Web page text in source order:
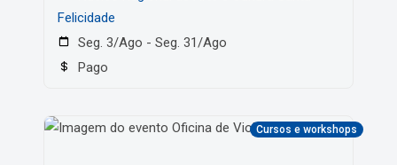
Felicidade
Seg. 3/Ago - Seg. 31/Ago
Pago
Cursos e workshops